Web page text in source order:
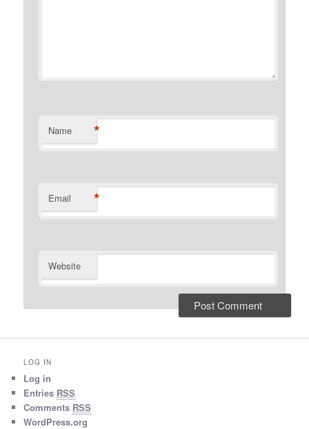
Name *
Email *
Website
LOG IN
Log in
Entries RSS
Comments RSS
WordPress.org